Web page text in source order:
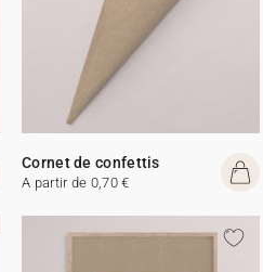
Cornet de confettis
A partir de 0,70 €